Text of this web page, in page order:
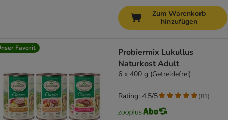
Zum Warenkorb
hinzufügen
Favorit
Probiermix Lukullus
Naturkost Adult
6 x 400 g (Getreidefrei)
Rating: 4.5/5 (81)